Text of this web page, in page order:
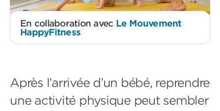
En collaboration avec Le Mouvement
HappyFitness
Après l’arrivée d’un bébé, reprendre
une activité physique peut sembler